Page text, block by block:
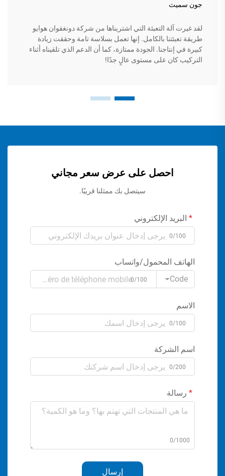
جون سميث
لقد غيرت آلة التعبئة التي اشتريناها من شركة دونغقوان هوايو
طريقة تعبئتنا بالكامل. إنها تعمل بسلاسة تامة وحققت زيادة
كبيرة في إنتاجنا. الجودة ممتازة، كما أن الدعم الذي تلقيناه أثناء
التركيب كان على مستوى عالٍ جدًا!
احصل على عرض سعر مجاني
سيتصل بك ممثلنا قريبًا.
البريد الإلكتروني
0/100
الهاتف المحمول/واتساب
Code
0/100
الاسم
0/100
اسم الشركة
0/200
رسالة
0/1000
إرسال